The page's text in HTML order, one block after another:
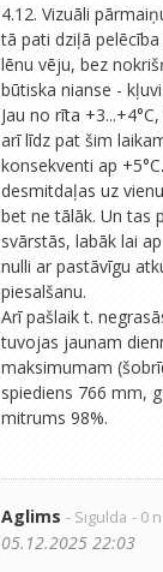
4.12. Vizuāli
tā pati dziļā
lēnu vēju, bez
būtiska nianse -
Jau no rīta
arī līdz pat šim
konsekventi ap
desmitdaļas uz
bet ne tālāk. Un tas
svārstās, labāk lai
nulli ar pastāvīgu
piesalšanu.
Arī pašlaik t.
tuvojas jaunam
maksimumam
spiediens 766 mm,
mitrums 98%.
Aglims - Sigulda - 0
05.12.2025 22:03